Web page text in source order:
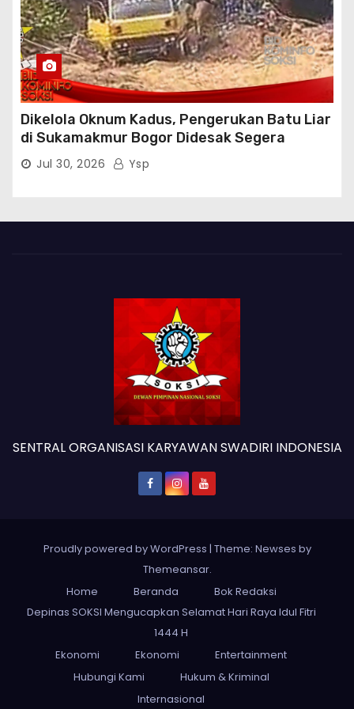
Dikelola Oknum Kadus, Pengerukan Batu Liar
di Sukamakmur Bogor Didesak Segera
Ditindak Hukum
Jul 30, 2026 Ysp
SENTRAL ORGANISASI KARYAWAN SWADIRI INDONESIA
Proudly powered by WordPress | Theme: Newses by
Themeansar.
Home
Beranda
Bok Redaksi
Depinas SOKSI Mengucapkan Selamat Hari Raya Idul Fitri
1444 H
Ekonomi
Ekonomi
Entertainment
Hubungi Kami
Hukum & Kriminal
Internasional